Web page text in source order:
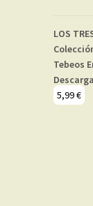
LOS
Tebeos
5,99€